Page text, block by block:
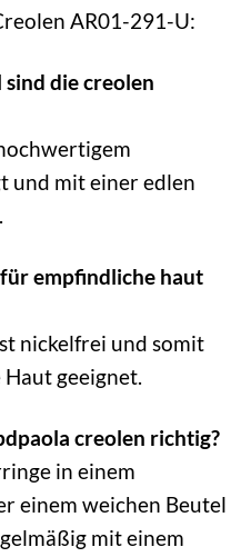
AR01-291-U:
die creolen
und mit einer edlen
empfindliche haut
nickelfrei und somit
geeignet.
creolen richtig?
in einem
einem weichen Beutel
mit einem